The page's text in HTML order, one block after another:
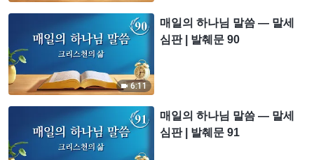
6:11
매일의 하나님 말씀 ― 말세
심판 | 발췌문 90
매일의 하나님 말씀 ― 말세
심판 | 발췌문 91